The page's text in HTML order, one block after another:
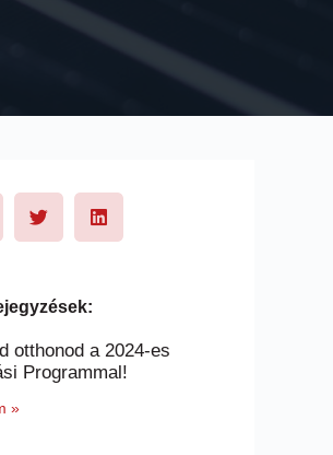
otthonod a 2024-es
Programmal!
»